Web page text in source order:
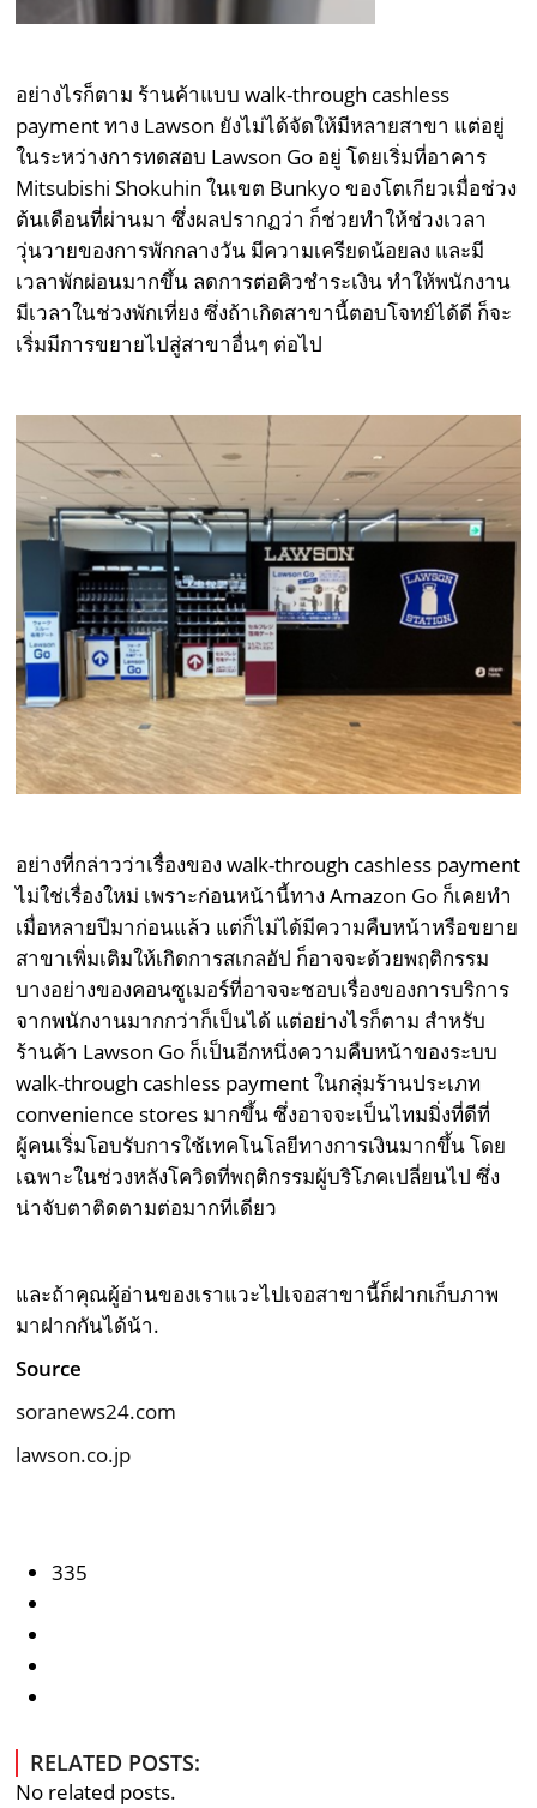
อย่างไรก็ตาม ร้านค้าแบบ walk-through cashless
payment ทาง Lawson ยังไม่ได้จัดให้มีหลายสาขา แต่อยู่
ในระหว่างการทดสอบ Lawson Go อยู่ โดยเริ่มที่อาคาร
Mitsubishi Shokuhin ในเขต Bunkyo ของโตเกียวเมื่อช่วง
ต้นเดือนที่ผ่านมา ซึ่งผลปรากฏว่า ก็ช่วยทำให้ช่วงเวลา
วุ่นวายของการพักกลางวัน มีความเครียดน้อยลง และมี
เวลาพักผ่อนมากขึ้น ลดการต่อคิวชำระเงิน ทำให้พนักงาน
มีเวลาในช่วงพักเที่ยง ซึ่งถ้าเกิดสาขานี้ตอบโจทย์ได้ดี ก็จะ
เริ่มมีการขยายไปสู่สาขาอื่นๆ ต่อไป
อย่างที่กล่าวว่าเรื่องของ walk-through cashless payment
ไม่ใช่เรื่องใหม่ เพราะก่อนหน้านี้ทาง Amazon Go ก็เคยทำ
เมื่อหลายปีมาก่อนแล้ว แต่ก็ไม่ได้มีความคืบหน้าหรือขยาย
สาขาเพิ่มเติมให้เกิดการสเกลอัป ก็อาจจะด้วยพฤติกรรม
บางอย่างของคอนซูเมอร์ที่อาจจะชอบเรื่องของการบริการ
จากพนักงานมากกว่าก็เป็นได้ แต่อย่างไรก็ตาม สำหรับ
ร้านค้า Lawson Go ก็เป็นอีกหนึ่งความคืบหน้าของระบบ
walk-through cashless payment ในกลุ่มร้านประเภท
convenience stores มากขึ้น ซึ่งอาจจะเป็นไทมมิ่งที่ดีที่
ผู้คนเริ่มโอบรับการใช้เทคโนโลยีทางการเงินมากขึ้น โดย
เฉพาะในช่วงหลังโควิดที่พฤติกรรมผู้บริโภคเปลี่ยนไป ซึ่ง
น่าจับตาติดตามต่อมากทีเดียว
และถ้าคุณผู้อ่านของเราแวะไปเจอสาขานี้ก็ฝากเก็บภาพ
มาฝากกันได้น้า.
Source
soranews24.com
lawson.co.jp
335
RELATED POSTS:
No related posts.